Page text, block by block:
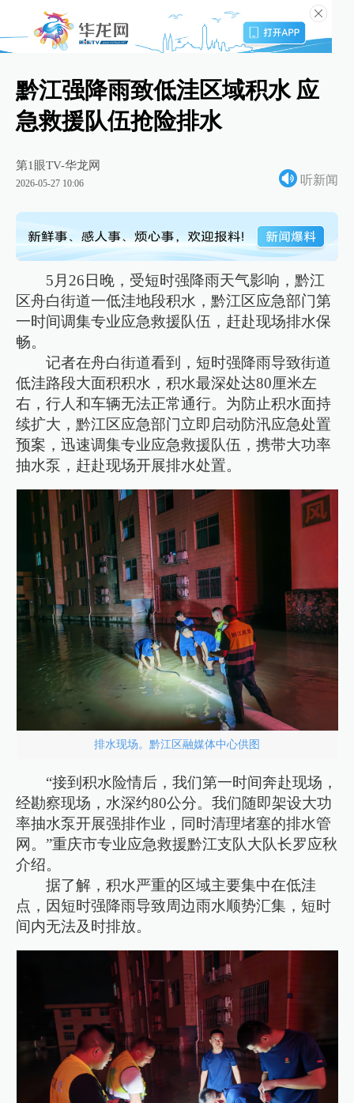
黔江强降雨致低洼区域积水 应
急救援队伍抢险排水
第1眼TV-华龙网
2026-05-27 10:06 听新闻
5月26日晚，受短时强降雨天气影响，黔江
区舟白街道一低洼地段积水，黔江区应急部门第
一时间调集专业应急救援队伍，赶赴现场排水保
畅。
记者在舟白街道看到，短时强降雨导致街道
低洼路段大面积积水，积水最深处达80厘米左
右，行人和车辆无法正常通行。为防止积水面持
续扩大，黔江区应急部门立即启动防汛应急处置
预案，迅速调集专业应急救援队伍，携带大功率
抽水泵，赶赴现场开展排水处置。
排水现场。黔江区融媒体中心供图
“接到积水险情后，我们第一时间奔赴现场，
经勘察现场，水深约80公分。我们随即架设大功
率抽水泵开展强排作业，同时清理堵塞的排水管
网。”重庆市专业应急救援黔江支队大队长罗应秋
介绍。
据了解，积水严重的区域主要集中在低洼
点，因短时强降雨导致周边雨水顺势汇集，短时
间内无法及时排放。